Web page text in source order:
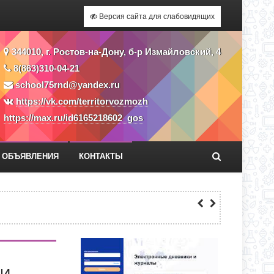
Версия сайта для слабовидящих
344010, г. Ростов-на-Дону, б-р Измайловский, 4
8(863)310-04-21
school75rnd@yandex.ru
https://vk.com/territorvozmozh
https://max.ru/id6165218602_gos
ОБЪЯВЛЕНИЯ КОНТАКТЫ
В КЛАССЫ ПОЛНОГО ДНЯ
В КЛАССЫ ПОЛНОГО ДНЯ